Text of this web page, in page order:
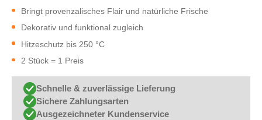
Bringt provenzalisches Flair und natürliche Frische
Dekorativ und funktional zugleich
Hitzeschutz bis 250 °C
2 Stück = 1 Preis
Schnelle & zuverlässige Lieferung
Sichere Zahlungsarten
Ausgezeichneter Kundenservice